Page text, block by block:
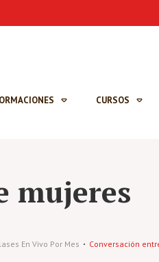
CURSOS
mujeres
En Vivo Por Mes Conversación